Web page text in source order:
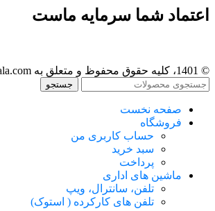
اعتماد شما سرمایه ماست
© 1401، کلیه حقوق محفوظ و متعلق به 24Kala.com می باشد
جستجو
صفحه نخست
فروشگاه
حساب کاربری من
سبد خرید
پرداخت
ماشین های اداری
تلفن، سانترال، ویپ
تلفن های کارکرده ( استوک)